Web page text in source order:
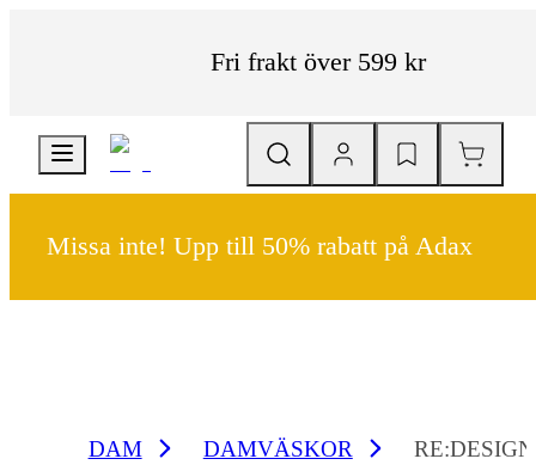
Fri frakt över 599 kr
Missa inte! Upp till 50% rabatt på Adax
DAM DAMVÄSKOR